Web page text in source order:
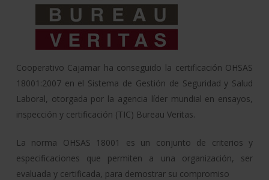
Cooperativo Cajamar ha conseguido la certificación OHSAS
18001:2007 en el Sistema de Gestión de Seguridad y Salud
Laboral, otorgada por la agencia líder mundial en ensayos,
inspección y certificación (TIC) Bureau Veritas.
La norma OHSAS 18001 es un conjunto de criterios y
especificaciones que permiten a una organización, ser
evaluada y certificada, para demostrar su compromiso